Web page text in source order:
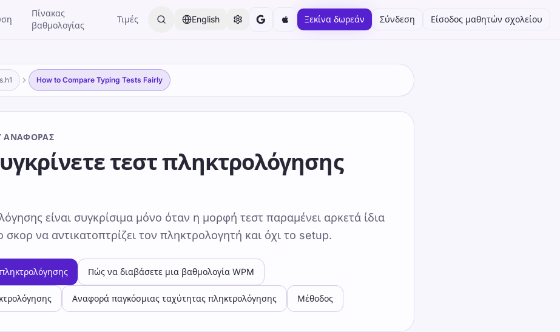
Πίνακας
βαθμολογίας
Τιμές English Ξεκίνα δωρεάν Σύνδεση Είσοδος μαθητών σχολείου
How to Compare Typing Tests Fairly
ΑΝΑΦΟΡΆΣ
τεστ πληκτρολόγησης
είναι συγκρίσιμα μόνο όταν η μορφή τεστ παραμένει αρκετά ίδια
να αντικατοπτρίζει τον πληκτρολογητή και όχι το setup.
πληκτρολόγησης Πώς να διαβάσετε μια βαθμολογία WPM
Αναφορά παγκόσμιας ταχύτητας πληκτρολόγησης Μέθοδος